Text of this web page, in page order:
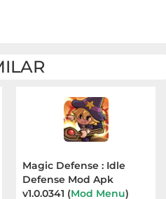
Magic Defense : Idle
Defense Mod Apk
v1.0.0341 (Mod Menu)